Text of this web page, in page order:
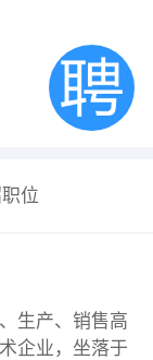
位
生产、销售高
企业，坐落于